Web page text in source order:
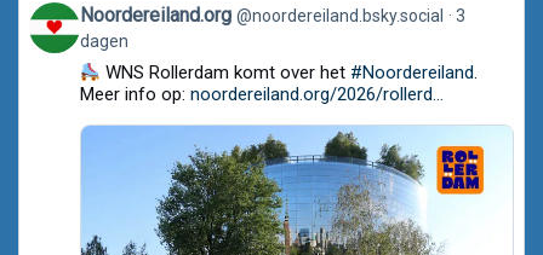
View
post
by
Noordereiland.org
Bluesky
Noordereiland.org @noordereiland.bsky.social
3
dagen
WNS Rollerdam komt over het #Noordereiland.
Meer info op: noordereiland.org/2026/rollerd...